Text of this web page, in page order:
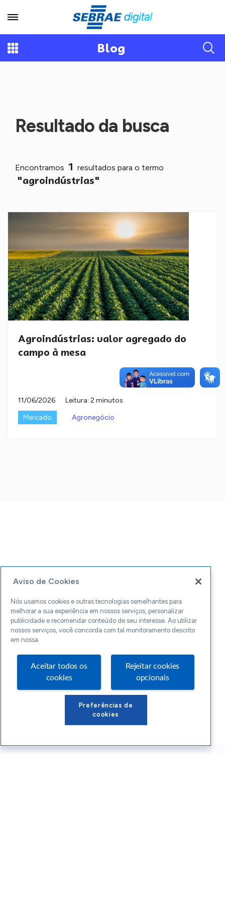
Blog
Resultado da busca
Encontramos 1 resultados para o termo
"agroindústrias"
Agroindústrias: valor agregado do
campo à mesa
11/06/2026
Leitura: 2 minutos
Mercado
Agronegócio
Aviso de Cookies
Nós usamos cookies e outras tecnologias semelhantes para
melhorar a sua experiência em nossos serviços, personalizar
publicidade e recomendar conteúdo de seu interesse. Ao utilizar
nossos serviços, você concorda com tal monitoramento descrito
em nossa
Aceitar todos os
cookies
Rejeitar cookies
opcionais
Preferências de
cookies